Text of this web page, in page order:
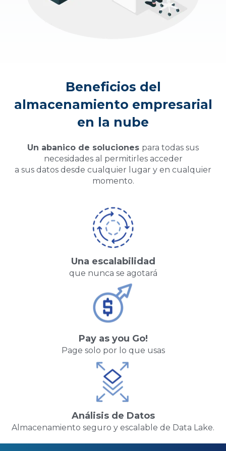
Beneficios del
almacenamiento empresarial
en la nube
Un abanico de soluciones para todas sus
necesidades al permitirles acceder
a sus datos desde cualquier lugar y en cualquier
momento.
Una escalabilidad
que nunca se agotará
Pay as you Go!
Page solo por lo que usas
Análisis de Datos
Almacenamiento seguro y escalable de Data Lake.